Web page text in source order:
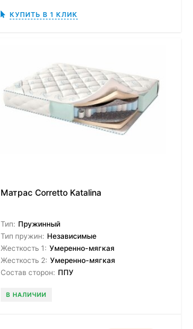
КУПИТЬ В 1 КЛИК
Матрас Corretto Katalina
Тип: Пружинный
Тип пружин: Независимые
Жесткость 1: Умеренно-мягкая
Жесткость 2: Умеренно-мягкая
Состав сторон: ППУ
В НАЛИЧИИ